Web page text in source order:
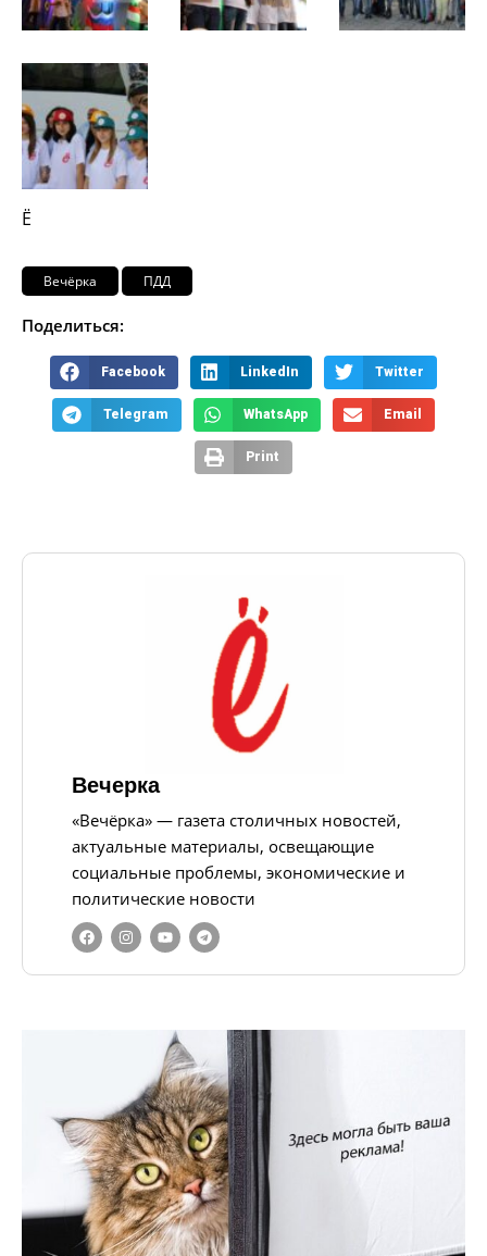
Ё
Вечёрка ПДД
Поделиться:
Facebook LinkedIn Twitter
Telegram WhatsApp Email
Print
Вечерка
«Вечёрка» — газета столичных новостей,
актуальные материалы, освещающие
социальные проблемы, экономические и
политические новости